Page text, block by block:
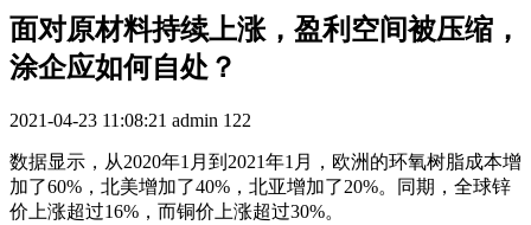
面对原材料持续上涨，盈利空间被压缩，
涂企应如何自处？
2021-04-23 11:08:21 admin 122
数据显示，从2020年1月到2021年1月，欧洲的环氧树脂成本增
加了60%，北美增加了40%，北亚增加了20%。同期，全球锌
价上涨超过16%，而铜价上涨超过30%。